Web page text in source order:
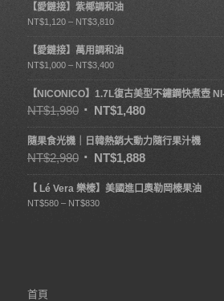
【愛鏈接】紫椰調和油
NT$1,120 – NT$3,810
【愛鏈接】萬用調和油
NT$1,000 – NT$3,400
【NICONICO】1.7L復古美型不鏽鋼快煮壺
NT$1,980 NT$1,480
隨果食光機｜日韓熱銷大動力隨行果汁機
NT$2,980 NT$1,888
【 Lé Vera 樂榛】美國進口奧勒岡榛果油
NT$580 – NT$830
首頁